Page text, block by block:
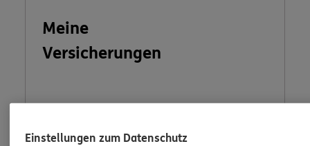
Meine
Versicherungen
Versicherungen“ können Sie Ihre
Einstellungen zum Datenschutz